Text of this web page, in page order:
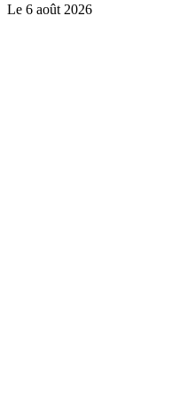
Le 6 août 2026